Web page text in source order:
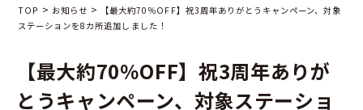
TOP > お知らせ >
【最大約70％OFF】祝3周年ありがとうキャンペーン、対象
ステーションを8カ所追加しました！
【最大約70％OFF】祝3周年ありが
とうキャンペーン、対象ステーショ